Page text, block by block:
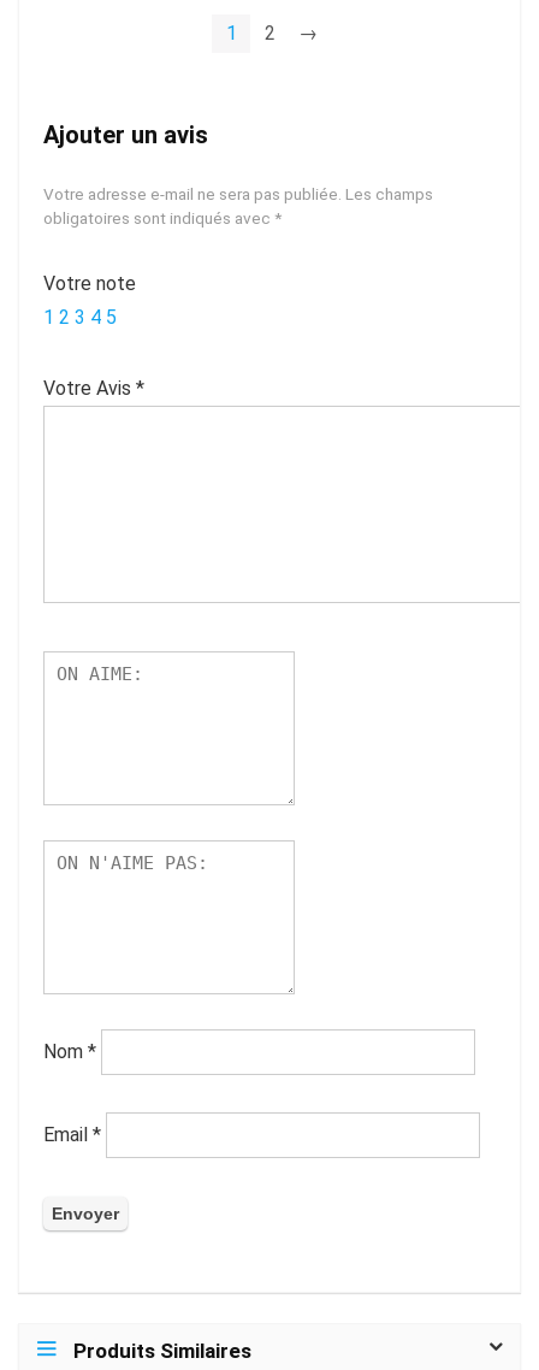
1 2 →
Ajouter un avis
Votre adresse e-mail ne sera pas publiée. Les champs
obligatoires sont indiqués avec *
Votre note
1 2 3 4 5
Votre Avis *
Nom *
Email *
Produits Similaires